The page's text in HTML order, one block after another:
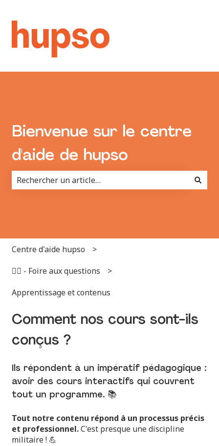
Bienvenue sur le centre
d'aide de hupso
Centre d'aide hupso
🙋‍♂️ - Foire aux questions
Apprentissage et contenus
Comment nos cours sont-ils
conçus ?
Ils répondent à un impératif pédagogique :
avoir des cours interactifs qui couvrent
tout un programme. 📚
Tout notre contenu répond à un processus précis
et professionnel.C'est presque une discipline
militaire ! 💪